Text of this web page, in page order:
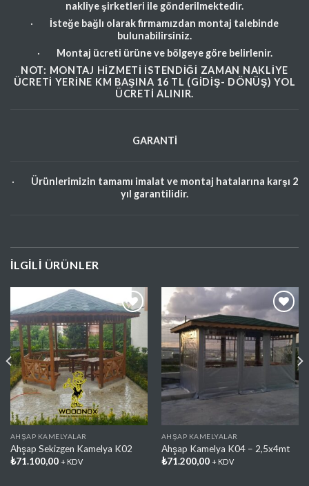
nakliye şirketleri ile gönderilmektedir.
· İsteğe bağlı olarak firmamızdan montaj talebinde
bulunabilirsiniz.
· Montaj ücreti ürüne ve bölgeye göre belirlenir.
NOT: MONTAJ HIZMETI ISTENDIĞI ZAMAN NAKLIYE
ÜCRETI YERINE KM BAŞINA 16 TL (GIDIŞ- DÖNÜŞ) YOL
ÜCRETI ALINIR.
GARANTİ
· Ürünlerimizin tamamı imalat ve montaj hatalarına karşı 2
yıl garantilidir.
İLGILI ÜRÜNLER
Favorilere
Ekle
AHŞAP KAMELYALAR
Ahşap Sekizgen Kamelya K02
₺71.100,00 + KDV
Favorilere
Ekle
AHŞAP KAMELYALAR
Ahşap Kamelya K04 – 2,5x4mt
₺71.200,00 + KDV